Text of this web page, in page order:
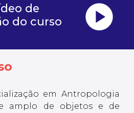
de
do curso
play_circle
em Antropologia
amplo de objetos e de